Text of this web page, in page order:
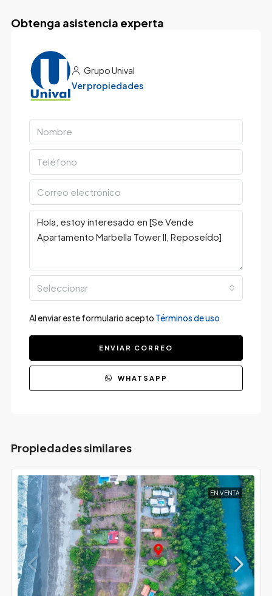
Obtenga asistencia experta
Grupo Unival
Ver propiedades
Seleccionar
Al enviar este formulario acepto Términos de uso
ENVIAR CORREO
WHATSAPP
Propiedades similares
EN VENTA